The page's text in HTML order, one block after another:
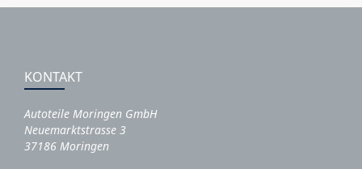
KONTAKT
Autoteile Moringen GmbH
Neuemarktstrasse 3
37186 Moringen